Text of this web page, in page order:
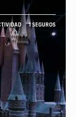
1 SEGUROS